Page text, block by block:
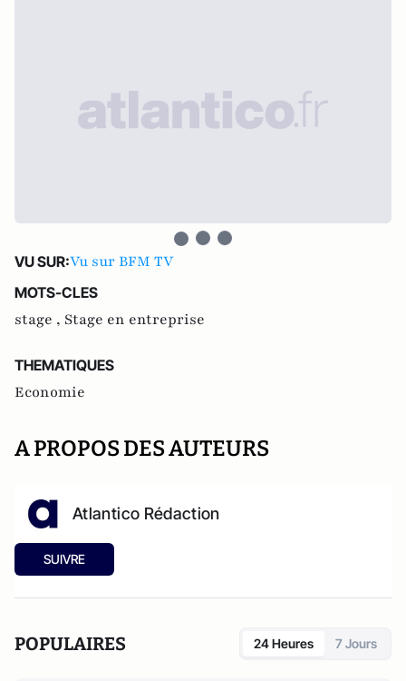
VU SUR:Vu sur BFM TV
MOTS-CLES
stage , Stage en entreprise
THEMATIQUES
Economie
A PROPOS DES AUTEURS
Atlantico Rédaction
SUIVRE
POPULAIRES 24 Heures 7 Jours